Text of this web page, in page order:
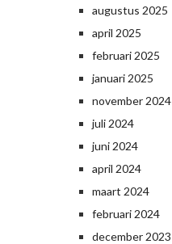
augustus 2025
april 2025
februari 2025
januari 2025
november 2024
juli 2024
juni 2024
april 2024
maart 2024
februari 2024
december 2023